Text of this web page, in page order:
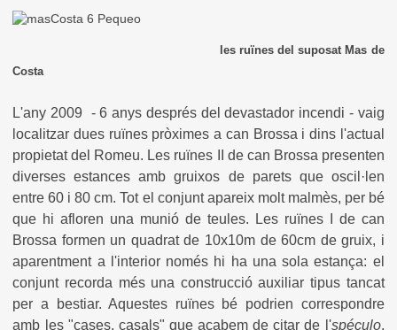
les ruïnes del suposat Mas de
Costa
L'any 2009 - 6 anys després del devastador incendi - vaig
localitzar dues ruïnes pròximes a can Brossa i dins l'actual
propietat del Romeu. Les ruïnes II de can Brossa presenten
diverses estances amb gruixos de parets que oscil·len
entre 60 i 80 cm. Tot el conjunt apareix molt malmès, per bé
que hi afloren una munió de teules. Les ruïnes I de can
Brossa formen un quadrat de 10x10m de 60cm de gruix, i
aparentment a l'interior només hi ha una sola estança: el
conjunt recorda més una construcció auxiliar tipus tancat
per a bestiar. Aquestes ruïnes bé podrien correspondre
amb les "cases, casals" que acabem de citar de l'spéculo,